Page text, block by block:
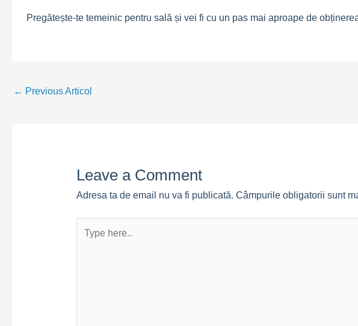
Pregătește-te temeinic pentru sală și vei fi cu un pas mai aproape de
Post
← Previous Articol
Leave a Comment
Adresa ta de email nu va fi publicată. Câmpurile obligatorii sunt
here..